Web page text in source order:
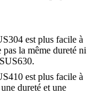
est plus facile à
la même dureté ni
est plus facile à
dureté et une